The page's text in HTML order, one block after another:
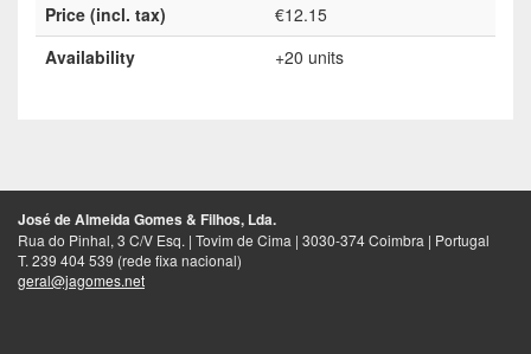
Price (incl. tax)
€12.15
Availability
+20 units
José de Almeida Gomes & Filhos, Lda.
Rua do Pinhal, 3 C/V Esq. | Tovim de Cima | 3030-374 Coimbra | Portugal
T. 239 404 539 (rede fixa nacional)
geral@jagomes.net